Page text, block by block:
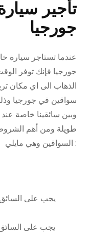
تأجير
جورجيا
عندما تستاجر سيارة
جورجيا فإنك توفر
الذهاب الى اي مكان
سواقين في جورجيا
وبين سائقينا خاصة
طويلة ومن أهم
السواقين وهي مايلي :
يجب على
يجب على السائق